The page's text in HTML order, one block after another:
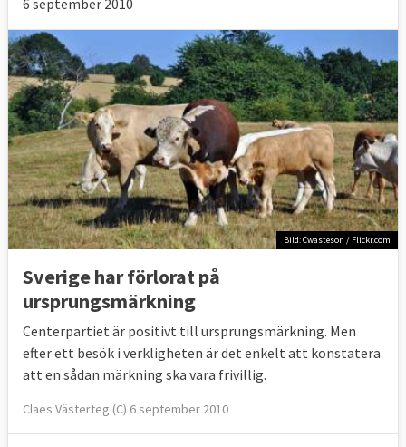
Bild: Cwasteson / Flickr.com
Sverige har förlorat på
ursprungsmärkning
Centerpartiet är positivt till ursprungsmärkning. Men
efter ett besök i verkligheten är det enkelt att konstatera
att en sådan märkning ska vara frivillig.
Claes Västerteg (C) 6 september 2010